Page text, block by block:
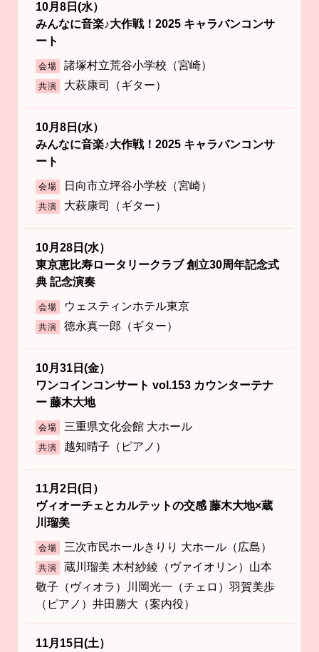
10月8日(水）
みんなに音楽♪大作戦！2025 キャラバンコンサ
ート
会場 諸塚村立荒谷小学校（宮崎）
共演 大萩康司（ギター）
10月8日(水）
みんなに音楽♪大作戦！2025 キャラバンコンサ
ート
会場 日向市立坪谷小学校（宮崎）
共演 大萩康司（ギター）
10月28日(水）
東京恵比寿ロータリークラブ 創立30周年記念式
典 記念演奏
会場 ウェスティンホテル東京
共演 徳永真一郎（ギター）
10月31日(金）
ワンコインコンサート vol.153 カウンターテナ
ー 藤木大地
会場 三重県文化会館 大ホール
共演 越知晴子（ピアノ）
11月2日(日）
ヴィオーチェとカルテットの交感 藤木大地×蔵
川瑠美
会場 三次市民ホールきりり 大ホール（広島）
共演
蔵川瑠美 木村紗綾（ヴァイオリン）山本
敬子（ヴィオラ）川岡光一（チェロ）羽賀美歩
（ピアノ）井田勝大（案内役）
11月15日(土）